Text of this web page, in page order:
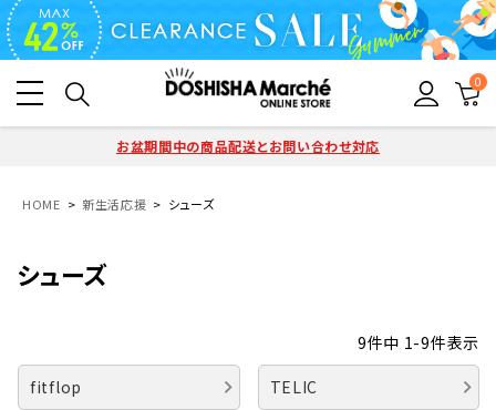
0
お盆期間中の商品配送とお問い合わせ対応
HOME 新生活応援 シューズ
シューズ
9件中 1-9件表示
fitflop
TELIC